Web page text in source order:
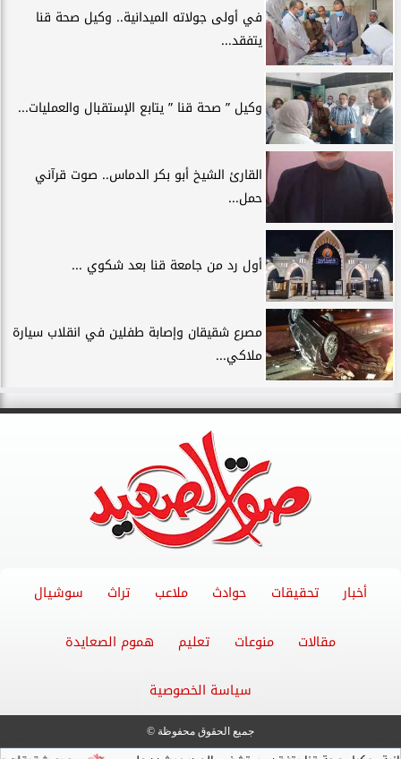
في أولى جولاته الميدانية.. وكيل صحة قنا
يتفقد...
وكيل ” صحة قنا ” يتابع الإستقبال والعمليات...
القارئ الشيخ أبو بكر الدماس.. صوت قرآني
حمل...
أول رد من جامعة قنا بعد شكوي ...
مصرع شقيقان وإصابة طفلين في انقلاب سيارة
ملاكي...
أخبار تحقيقات حوادث ملاعب تراث سوشيال
مقالات منوعات تعليم هموم الصعايدة
سياسة الخصوصية
جميع الحقوق محفوظة ©